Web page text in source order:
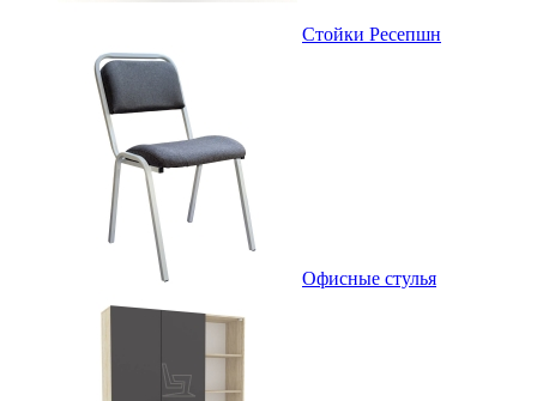
Стойки Ресепшн
Офисные стулья